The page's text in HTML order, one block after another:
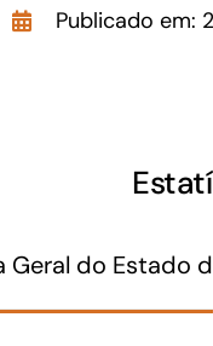
Publicado em:
Geral do Estado